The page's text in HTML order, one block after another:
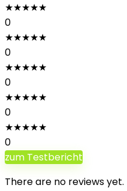
★★★★★
0
★★★★★
0
★★★★★
0
★★★★★
0
★★★★★
0
zum Testbericht
There are no reviews yet.